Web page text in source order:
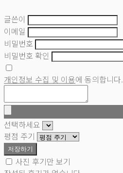
글쓴이
이메일
비밀번호
비밀번호 확인
개인정보 수집 및 이용에 동의합니다.
선택하세요
평점 주기
저장하기
사진 후기만 보기